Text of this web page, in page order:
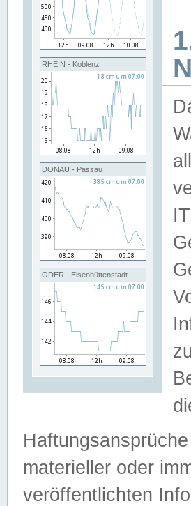
RHEIN - Koblenz
DONAU - Passau
ODER - Eisenhüttenstadt
materieller oder
veröffentlichten